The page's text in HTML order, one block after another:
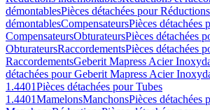
démontablesPièces détachées pour
démontablesCompensateursPièces détachées
CompensateursObturateursPièces détachées
ObturateursRaccordementsPièces détachées
RaccordementsGeberit Mapress Acier
détachées pour Geberit Mapress Acier
1.4401Pièces détachées pour Tubes
1.4401MamelonsManchonsPièces détachées